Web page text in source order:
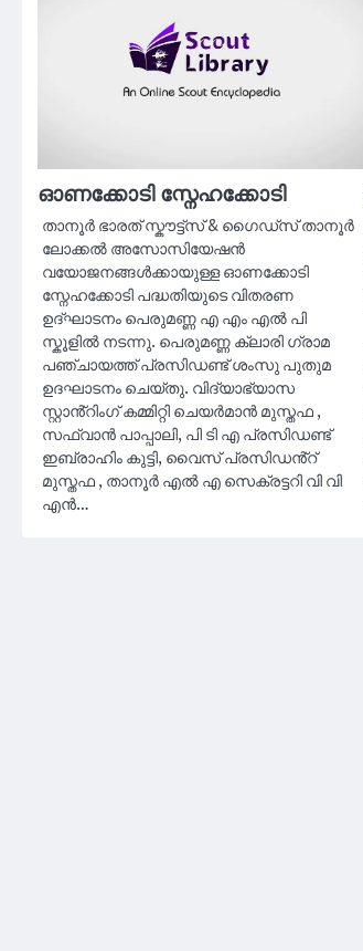
ഓണക്കോടി സ്നേഹക്കോടി
താനൂർ ഭാരത് സ്കൗട്ട്സ് & ഗൈഡ്സ് താനൂർ
ലോക്കൽ അസോസിയേഷൻ
വയോജനങ്ങൾക്കായുള്ള ഓണക്കോടി
സ്നേഹക്കോടി പദ്ധതിയുടെ വിതരണ
ഉദ്ഘാടനം പെരുമണ്ണ എ എം എൽ പി
സ്കൂളിൽ നടന്നു. പെരുമണ്ണ ക്ലാരി ഗ്രാമ
പഞ്ചായത്ത് പ്രസിഡണ്ട് ശംസു പുതുമ
ഉദഘാടനം ചെയ്തു. വിദ്യാഭ്യാസ
സ്റ്റാൻ്റിംഗ് കമ്മിറ്റി ചെയർമാൻ മുസ്തഫ ,
സഫ്വാൻ പാപ്പാലി, പി ടി എ പ്രസിഡണ്ട്
ഇബ്രാഹിം കുട്ടി, വൈസ് പ്രസിഡൻ്റ്
മുസ്തഫ , താനൂർ എൽ എ സെക്രട്ടറി വി വി
എൻ…